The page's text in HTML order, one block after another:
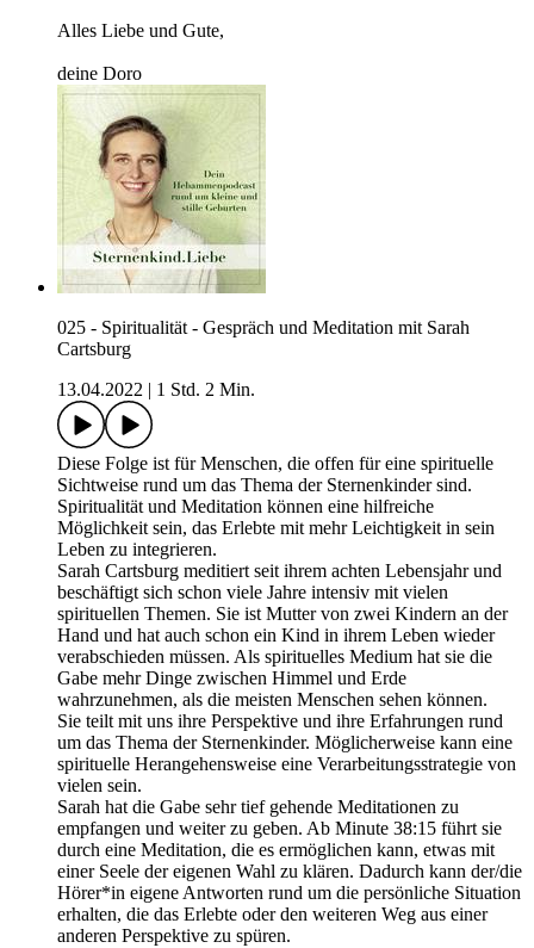
Alles Liebe und Gute,
deine Doro
025 - Spiritualität - Gespräch und Meditation mit Sarah
Cartsburg
13.04.2022
1 Std. 2 Min.
Diese Folge ist für Menschen, die offen für eine spirituelle
Sichtweise rund um das Thema der Sternenkinder sind.
Spiritualität und Meditation können eine hilfreiche
Möglichkeit sein, das Erlebte mit mehr Leichtigkeit in sein
Leben zu integrieren.
Sarah Cartsburg meditiert seit ihrem achten Lebensjahr und
beschäftigt sich schon viele Jahre intensiv mit vielen
spirituellen Themen. Sie ist Mutter von zwei Kindern an der
Hand und hat auch schon ein Kind in ihrem Leben wieder
verabschieden müssen. Als spirituelles Medium hat sie die
Gabe mehr Dinge zwischen Himmel und Erde
wahrzunehmen, als die meisten Menschen sehen können.
Sie teilt mit uns ihre Perspektive und ihre Erfahrungen rund
um das Thema der Sternenkinder. Möglicherweise kann eine
spirituelle Herangehensweise eine Verarbeitungsstrategie von
vielen sein.
Sarah hat die Gabe sehr tief gehende Meditationen zu
empfangen und weiter zu geben. Ab Minute 38:15 führt sie
durch eine Meditation, die es ermöglichen kann, etwas mit
einer Seele der eigenen Wahl zu klären. Dadurch kann der/die
Hörer*in eigene Antworten rund um die persönliche Situation
erhalten, die das Erlebte oder den weiteren Weg aus einer
anderen Perspektive zu spüren.